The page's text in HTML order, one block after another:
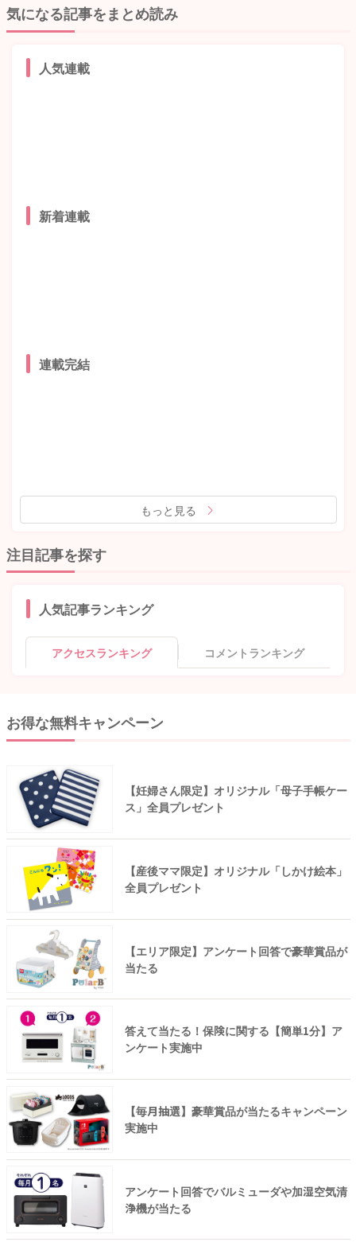
気になる記事をまとめ読み
人気連載
新着連載
連載完結
もっと見る
注目記事を探す
人気記事ランキング
アクセスランキング コメントランキング
お得な無料キャンペーン
【妊婦さん限定】オリジナル「母子手帳ケー
ス」全員プレゼント
【産後ママ限定】オリジナル「しかけ絵本」
全員プレゼント
【エリア限定】アンケート回答で豪華賞品が
当たる
答えて当たる！保険に関する【簡単1分】ア
ンケート実施中
【毎月抽選】豪華賞品が当たるキャンペーン
実施中
アンケート回答でバルミューダや加湿空気清
浄機が当たる